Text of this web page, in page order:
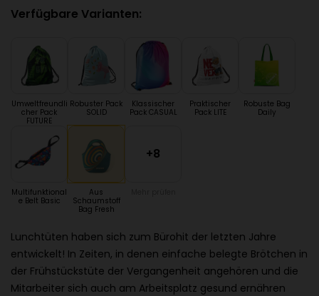
Verfügbare Varianten:
Umweltfreundli
cher Pack
FUTURE
Robuster Pack
SOLID
Klassischer
Pack CASUAL
Praktischer
Pack LITE
Robuste Bag
Daily
Multifunktional
e Belt Basic
Aus
Schaumstoff
Bag Fresh
+8
Lunchtüten haben sich zum Bürohit der letzten Jahre
entwickelt! In Zeiten, in denen einfache belegte Brötchen in
der Frühstückstüte der Vergangenheit angehören und die
Mitarbeiter sich auch am Arbeitsplatz gesund ernähren